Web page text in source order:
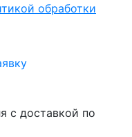
обработки
с доставкой по